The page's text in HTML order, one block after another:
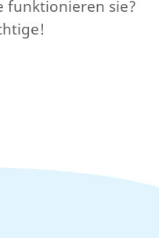
funktionieren sie?